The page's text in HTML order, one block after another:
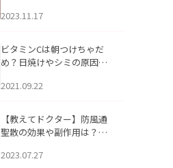
アについて
2023.11.17
ビタミンCは朝つけちゃだ
め？日焼けやシミの原因に
2021.09.22
【教えてドクター】防風通
聖散の効果や副作用は？長
2023.07.27